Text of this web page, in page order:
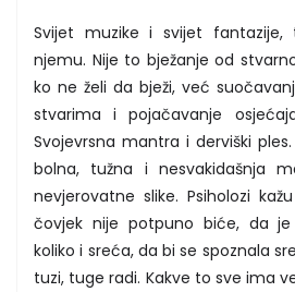
Svijet muzike i svijet
njemu. Nije to bježanje od
ko ne želi da bježi, već
stvarima i pojačavanje
Svojevrsna mantra i derviški
bolna, tužna i nesvakidašnja
nevjerovatne slike. Psiholozi
čovjek nije potpuno biće, da
koliko i sreća, da bi se spoznala
tuzi, tuge radi. Kakve to sve ima